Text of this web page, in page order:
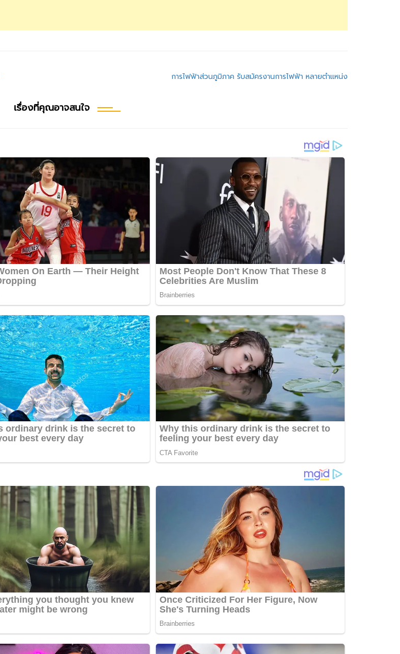
การไฟฟ้าส่วนภูมิภาค รับสมัครงานการไฟฟ้า หลายตำแหน่ง
เรื่องที่คุณอาจสนใจ